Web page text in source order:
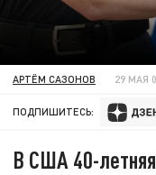
АРТЁМ САЗОНОВ 29 МАЯ
ПОДПИШИТЕСЬ:
В США 40-